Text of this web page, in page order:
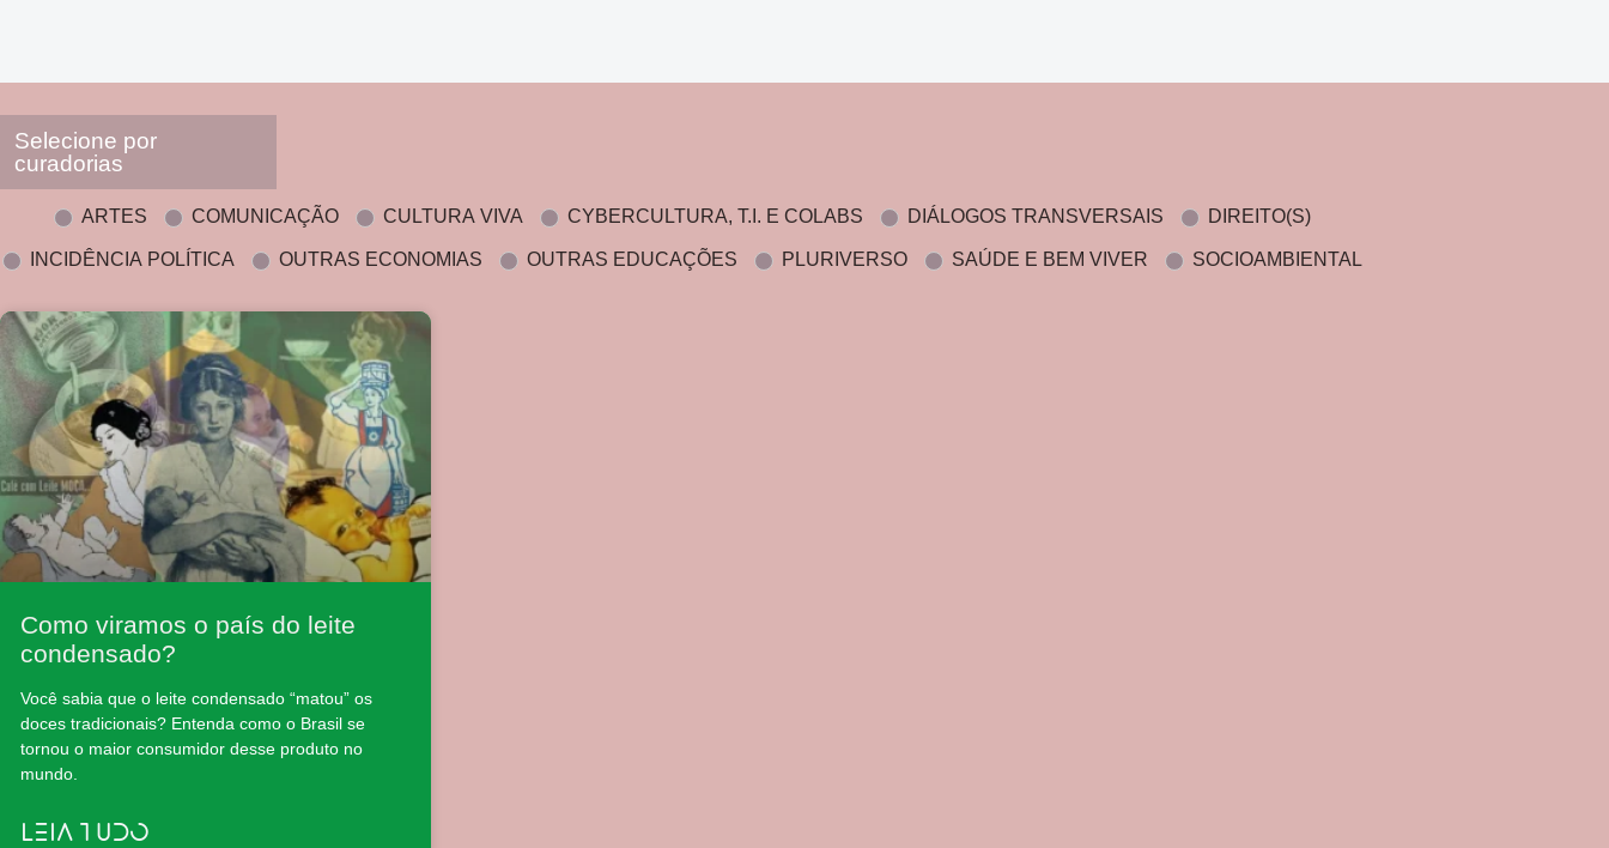
Selecione por
curadorias
ARTES COMUNICAÇÃO CULTURA VIVA CYBERCULTURA, T.I. E COLABS DIÁLOGOS TRANSVERSAIS DIREITO(S)
INCIDÊNCIA POLÍTICA OUTRAS ECONOMIAS OUTRAS EDUCAÇÕES PLURIVERSO SAÚDE E BEM VIVER SOCIOAMBIENTAL
Como viramos o país do leite
condensado?
Você sabia que o leite condensado “matou” os
doces tradicionais? Entenda como o Brasil se
tornou o maior consumidor desse produto no
mundo.
LEIA TUDO